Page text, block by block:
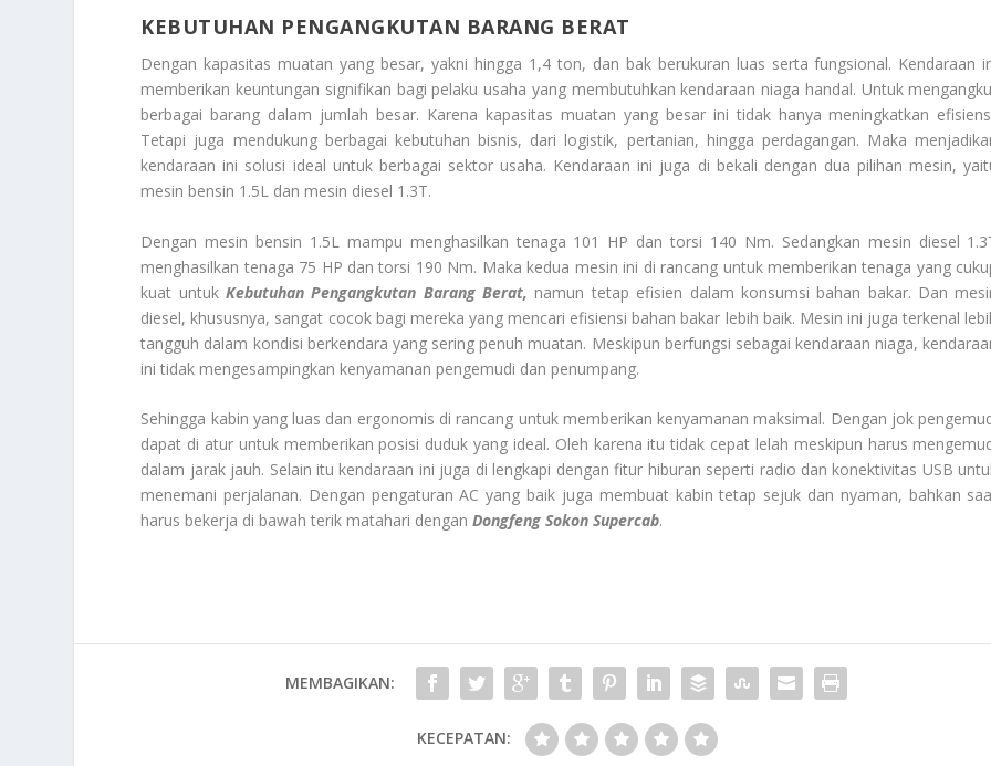
KEBUTUHAN PENGANGKUTAN BARANG BERAT
Dengan kapasitas muatan yang besar, yakni hingga 1,4 ton, dan bak berukuran luas serta fungsional. Kendaraan
memberikan keuntungan signifikan bagi pelaku usaha yang membutuhkan kendaraan niaga handal. Untuk
berbagai barang dalam jumlah besar. Karena kapasitas muatan yang besar ini tidak hanya meningkatkan
Tetapi juga mendukung berbagai kebutuhan bisnis, dari logistik, pertanian, hingga perdagangan. Maka
kendaraan ini solusi ideal untuk berbagai sektor usaha. Kendaraan ini juga di bekali dengan dua pilihan mesin,
mesin bensin 1.5L dan mesin diesel 1.3T.
Dengan mesin bensin 1.5L mampu menghasilkan tenaga 101 HP dan torsi 140 Nm. Sedangkan mesin diesel
menghasilkan tenaga 75 HP dan torsi 190 Nm. Maka kedua mesin ini di rancang untuk memberikan tenaga yang
kuat untuk Kebutuhan Pengangkutan Barang Berat, namun tetap efisien dalam konsumsi bahan bakar. Dan
diesel, khususnya, sangat cocok bagi mereka yang mencari efisiensi bahan bakar lebih baik. Mesin ini juga terkenal
tangguh dalam kondisi berkendara yang sering penuh muatan. Meskipun berfungsi sebagai kendaraan niaga,
ini tidak mengesampingkan kenyamanan pengemudi dan penumpang.
Sehingga kabin yang luas dan ergonomis di rancang untuk memberikan kenyamanan maksimal. Dengan jok
dapat di atur untuk memberikan posisi duduk yang ideal. Oleh karena itu tidak cepat lelah meskipun harus
dalam jarak jauh. Selain itu kendaraan ini juga di lengkapi dengan fitur hiburan seperti radio dan konektivitas USB
menemani perjalanan. Dengan pengaturan AC yang baik juga membuat kabin tetap sejuk dan nyaman, bahkan
harus bekerja di bawah terik matahari denganDongfeng Sokon Supercab.
MEMBAGIKAN:
KECEPATAN: